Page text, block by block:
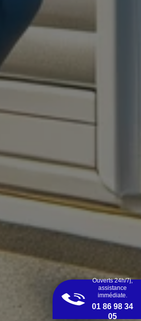
Ouverts 24h/7j,
assistance
immédiate.
01 86 98 34
05